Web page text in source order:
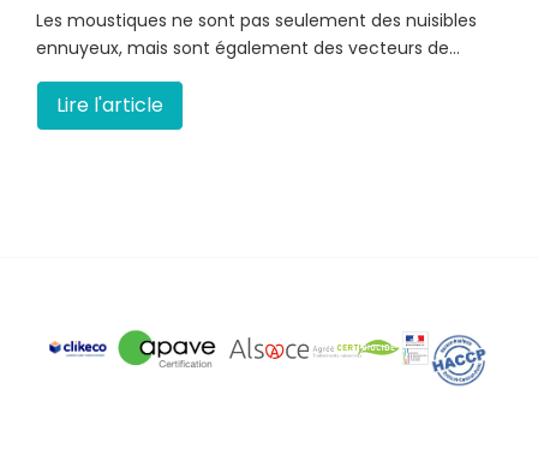
Les moustiques ne sont pas seulement des nuisibles
ennuyeux, mais sont également des vecteurs de…
Lire l'article